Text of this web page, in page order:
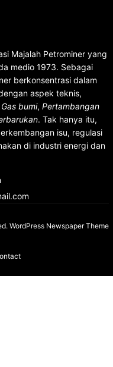
Majalah Petrominer yang
medio 1973. Sebagai
berkonsentrasi dalam
aspek teknis,
Gas bumi, Pertambangan
. Tak hanya itu,
isu, regulasi
di industri energi dan
WordPress Newspaper Theme